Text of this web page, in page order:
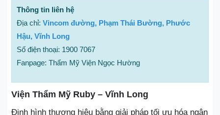
Thông tin liên hệ
Địa chỉ: Vincom đường, Phạm Thái Bường, Phước
Hậu, Vĩnh Long
Số điện thoại: 1900 7067
Fanpage: Thẩm Mỹ Viện Ngọc Hường
Viện Thẩm Mỹ Ruby – Vĩnh Long
Định hình thương hiệu bằng giải pháp tối ưu hóa ngân